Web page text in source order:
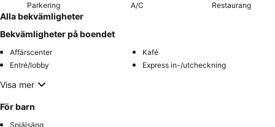
Parkering A/C Restaurang
Alla bekvämligheter
Bekvämligheter på boendet
Affärscenter
Kafé
Entré/lobby
Express in-/utcheckning
Visa mer
För barn
Spjälsäng